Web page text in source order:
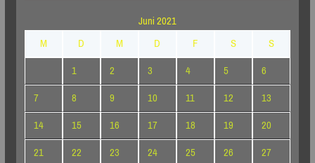
Juni 2021
M
D M D F S
S
1
2 3 4 5
6
7
8 9 10 11 12
13
14
15 16 17 18 19
20
21
22 23 24 25 26
27